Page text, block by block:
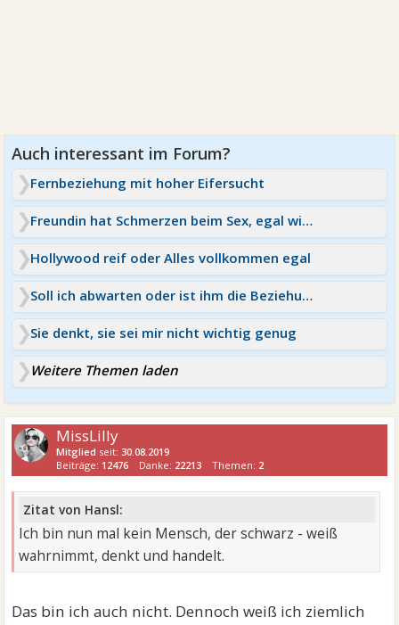
Fernbeziehung mit hoher Eifersucht
Freundin hat Schmerzen beim Sex, egal wie, egal wo
Hollywood reif oder Alles vollkommen egal
Soll ich abwarten oder ist ihm die Beziehung egal?
Sie denkt, sie sei mir nicht wichtig genug
Weitere Themen laden
MissLilly
Mitglied seit: 30.08.2019
Beiträge: 12476 Danke: 22213 Themen: 2
Zitat von Hansl:
Ich bin nun mal kein Mensch, der schwarz - weiß
wahrnimmt, denkt und handelt.
Das bin ich auch nicht. Dennoch weiß ich ziemlich